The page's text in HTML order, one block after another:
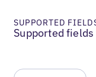
SUPPORTED
Supported